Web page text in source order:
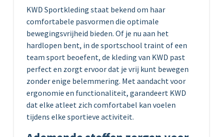
KWD Sportkleding staat bekend om haar
comfortabele pasvormen die optimale
bewegingsvrijheid bieden. Of je nu aan het
hardlopen bent, in de sportschool traint of een
team sport beoefent, de kleding van KWD past
perfect en zorgt ervoor dat je vrij kunt bewegen
zonder enige belemmering. Met aandacht voor
ergonomie en functionaliteit, garandeert KWD
dat elke atleet zich comfortabel kan voelen
tijdens elke sportieve activiteit.